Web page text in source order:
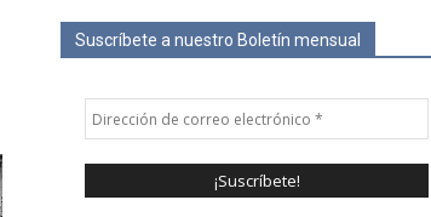
Suscríbete a nuestro Boletín mensual